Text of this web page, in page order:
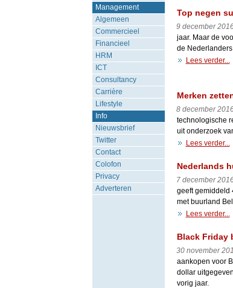
Management
Algemeen
Commercieel
Financieel
HRM
ICT
Consultancy
Carrière
Lifestyle
Info
Nieuwsbrief
Twitter
Contact
Colofon
Privacy
Adverteren
Top negen
9 december
jaar. Maar de
de
Lees verder...
Merken
8 december
technologische
uit onderzoek
Lees verder...
Nederlands
7 december
geeft gemiddeld
met buurland
Lees verder...
Black Friday
30 november
aankopen voor
dollar
vorig jaar.